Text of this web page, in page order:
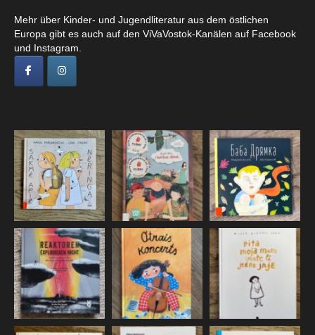
Mehr über Kinder- und Jugendliteratur aus dem östlichen
Europa gibt es auch auf den ViVaVostok-Kanälen auf Facebook
und Instagram.